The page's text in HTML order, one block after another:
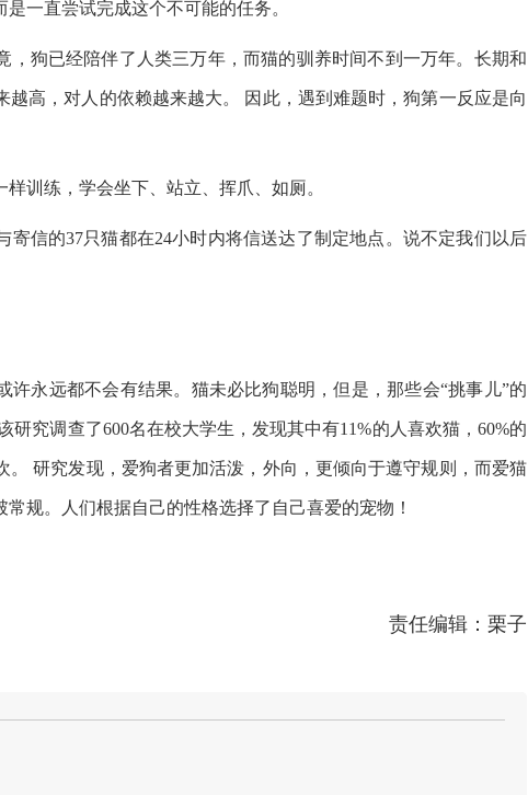
一直尝试完成这个不可能的任务。
，狗已经陪伴了人类三万年，而猫的驯养时间不到一万年。长期和
越高，对人的依赖越来越大。 因此，遇到难题时，狗第一反应是向
训练，学会坐下、站立、挥爪、如厕。
寄信的37只猫都在24小时内将信送达了制定地点。说不定我们以后
许永远都不会有结果。猫未必比狗聪明，但是，那些会“挑事儿”的
究调查了600名在校大学生，发现其中有11%的人喜欢猫，60%的
。 研究发现，爱狗者更加活泼，外向，更倾向于遵守规则，而爱猫
规。人们根据自己的性格选择了自己喜爱的宠物！
责任编辑：栗子